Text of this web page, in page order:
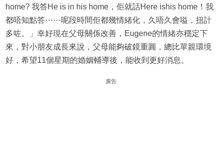
home? 我答He is in his home，佢就話Here ishis home！我
都唔知點答⋯⋯呢段時間佢都幾情緒化，久唔久會嗌，扭計
多咗。」幸好現在父母關係改善，Eugene的情緒亦穩定下
來，對小朋友成長來說，父母能夠破鏡重圓，總比單親環境
好，希望11個星期的婚姻輔導後，能收到更好消息。
廣告